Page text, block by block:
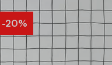
-20%